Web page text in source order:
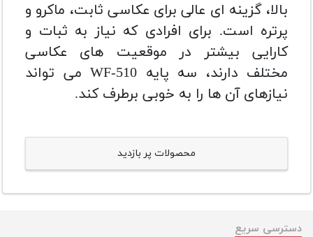
بالا، گزینه ای عالی برای عکاسی ثابت، ماکرو و
پرتره است. برای افرادی که نیاز به ثبات و
کارایی بیشتر در موقعیت های عکاسی
مختلف دارند، سه پایه WF-510 می تواند
نیازهای آن ها را به خوبی برطرف کند.
محصولات پر بازدید
دسترسی سریع